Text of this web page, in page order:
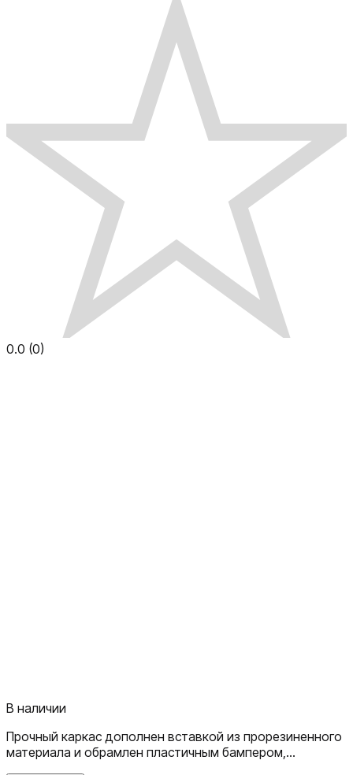
0.0 (0)
В наличии
Прочный каркас дополнен вставкой из прорезиненного
материала и обрамлен пластичным бампером,